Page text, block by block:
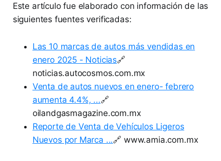
Este artículo fue elaborado con información de las
siguientes fuentes verificadas:
Las 10 marcas de autos más vendidas en
enero 2025 - Noticias🔗
noticias.autocosmos.com.mx
Venta de autos nuevos en enero- febrero
aumenta 4.4%, ...🔗
oilandgasmagazine.com.mx
Reporte de Venta de Vehículos Ligeros
Nuevos por Marca ...🔗 www.amia.com.mx